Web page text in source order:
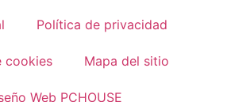
Política de privacidad
cookies Mapa del sitio
Web PCHOUSE